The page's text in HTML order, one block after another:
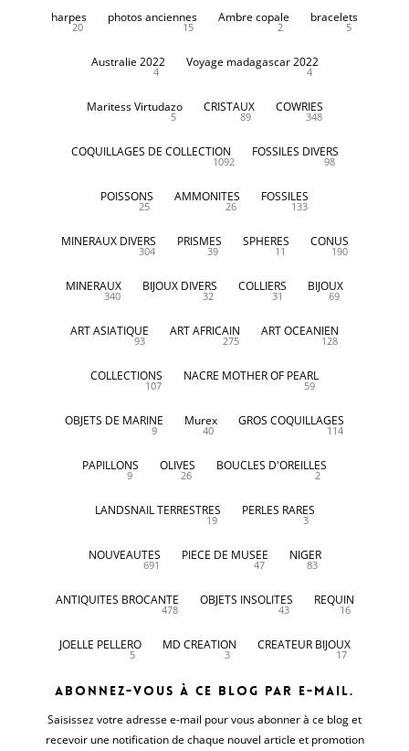
harpes
20
photos anciennes
15
Ambre copale
2
bracelets
5
Australie 2022
4
Voyage madagascar 2022
4
Maritess Virtudazo
5
CRISTAUX
89
COWRIES
348
COQUILLAGES DE COLLECTION
1092
FOSSILES DIVERS
98
POISSONS
25
AMMONITES
26
FOSSILES
133
MINERAUX DIVERS
304
PRISMES
39
SPHERES
11
CONUS
190
MINERAUX
340
BIJOUX DIVERS
32
COLLIERS
31
BIJOUX
69
ART ASIATIQUE
93
ART AFRICAIN
275
ART OCEANIEN
128
COLLECTIONS
107
NACRE MOTHER OF PEARL
59
OBJETS DE MARINE
9
Murex
40
GROS COQUILLAGES
114
PAPILLONS
9
OLIVES
26
BOUCLES D'OREILLES
2
LANDSNAIL TERRESTRES
19
PERLES RARES
3
NOUVEAUTES
691
PIECE DE MUSEE
47
NIGER
83
ANTIQUITES BROCANTE
478
OBJETS INSOLITES
43
REQUIN
16
JOELLE PELLERO
5
MD CREATION
3
CREATEUR BIJOUX
17
Abonnez-vous à ce blog par e-mail.
Saisissez votre adresse e-mail pour vous abonner à ce blog et
recevoir une notification de chaque nouvel article et promotion